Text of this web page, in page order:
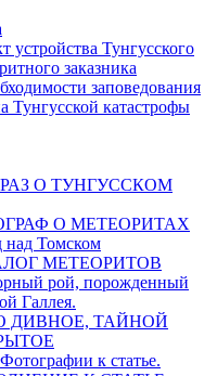
устройства Тунгусского
заказника
заповедования
Тунгусской катастрофы
О ТУНГУССКОМ
О МЕТЕОРИТАХ
над Томском
МЕТЕОРИТОВ
рой, порожденный
Галлея.
ДИВНОЕ, ТАЙНОЙ
Фотографии к статье.